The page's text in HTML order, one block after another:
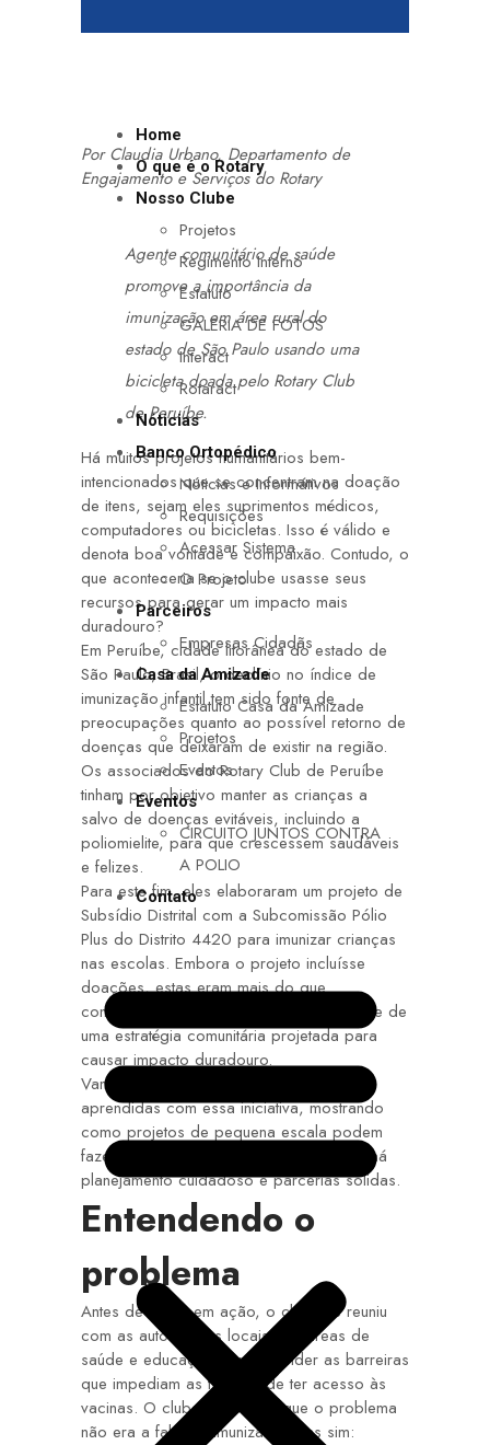
Home
O que é o Rotary
Nosso Clube
Projetos
Regimento Interno
Estatuto
GALERIA DE FOTOS
Interact
Rotaract
Nóticias
Banco Ortopédico
Nóticias e Informátivos
Requisições
Acessar Sistema
O Projeto
Parceiros
Empresas Cidadãs
Casa da Amizade
Estatuto Casa da Amizade
Projetos
Eventos
Eventos
CIRCUITO JUNTOS CONTRA
A POLIO
Contato
Por Claudia Urbano, Departamento de
Engajamento e Serviços do Rotary
Agente comunitário de saúde
promove a importância da
imunização em área rural do
estado de São Paulo usando uma
bicicleta doada pelo Rotary Club
de Peruíbe.
Há muitos projetos humanitários bem-
intencionados que se concentram na doação
de itens, sejam eles suprimentos médicos,
computadores ou bicicletas. Isso é válido e
denota boa vontade e compaixão. Contudo, o
que aconteceria se o clube usasse seus
recursos para gerar um impacto mais
duradouro?
Em Peruíbe, cidade litorânea do estado de
São Paulo, Brasil, o declínio no índice de
imunização infantil tem sido fonte de
preocupações quanto ao possível retorno de
doenças que deixaram de existir na região.
Os associados do Rotary Club de Peruíbe
tinham por objetivo manter as crianças a
salvo de doenças evitáveis, incluindo a
poliomielite, para que crescessem saudáveis
e felizes.
Para este fim, eles elaboraram um projeto de
Subsídio Distrital com a Subcomissão Pólio
Plus do Distrito 4420 para imunizar crianças
nas escolas. Embora o projeto incluísse
doações, estas eram mais do que
contribuições caritativas, pois faziam parte de
uma estratégia comunitária projetada para
causar impacto duradouro.
Vamos abordar aqui as principais lições
aprendidas com essa iniciativa, mostrando
como projetos de pequena escala podem
fazer uma diferença significativa quando há
planejamento cuidadoso e parcerias sólidas.
Entendendo o
problema
Antes de entrar em ação, o clube se reuniu
com as autoridades locais das áreas de
saúde e educação para entender as barreiras
que impediam as famílias de ter acesso às
vacinas. O clube descobriu que o problema
não era a falta de imunizante, mas sim: